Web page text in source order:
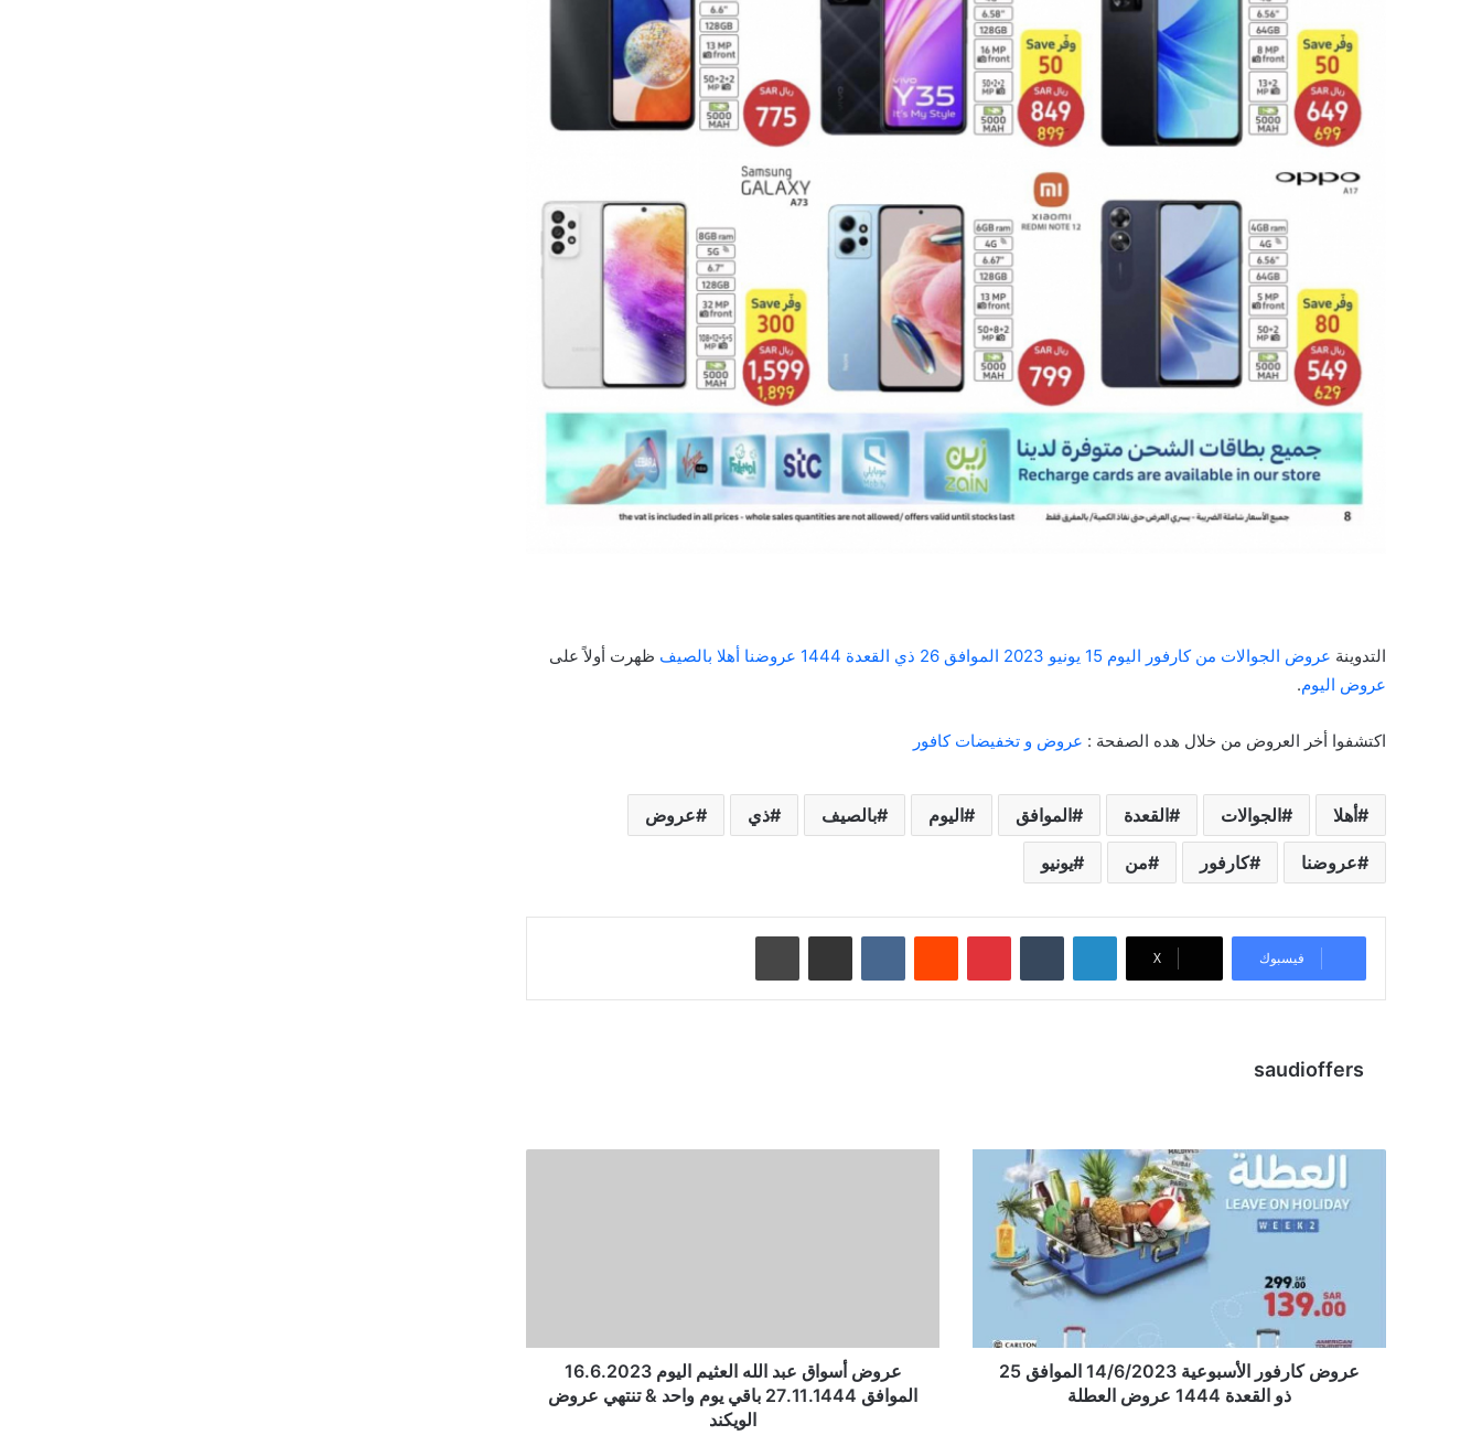
التدوينة عروض الجوالات من كارفور اليوم 15 يونيو 2023 الموافق 26 ذي القعدة 1444 عروضنا أهلا بالصيف
ظهرت أولاً على
عروض اليوم.
اكتشفوا أخر العروض من خلال هده الصفحة : عروض و تخفيضات كافور
أهلا الجوالات القعدة الموافق اليوم بالصيف ذي عروض
عروضنا كارفور من يونيو
فيسبوك X
لينكدإن بينتيريست
saudioffers
عروض كارفور الأسبوعية 14/6/2023 الموافق 25
ذو القعدة 1444 عروض العطلة
عروض أسواق عبد الله العثيم اليوم 16.6.2023
الموافق 27.11.1444 باقي يوم واحد & تنتهي عروض
الويكند